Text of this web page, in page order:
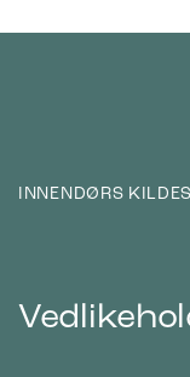
INNENDØRS